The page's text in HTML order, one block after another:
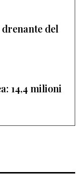
del
14,4 milioni